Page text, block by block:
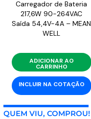
Carregador de Bateria
217,6W 90-264VAC
Saída 54,4V-4A – MEAN
WELL
ADICIONAR AO
CARRINHO
INCLUIR NA COTAÇÃO
QUEM VIU, COMPROU!